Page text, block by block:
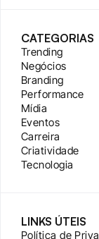
CATEGORIAS
Trending
Negócios
Branding
Performance
Mídia
Eventos
Carreira
Criatividade
Tecnologia
LINKS ÚTEIS
Política de